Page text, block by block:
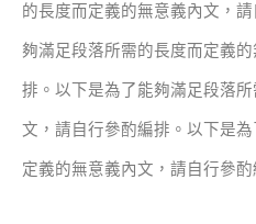
的長度而定義的無意義內文，
夠滿足段落所需的長度而定義
排。以下是為了能夠滿足段落
文，請自行參酌編排。以下是
定義的無意義內文，請自行參酌